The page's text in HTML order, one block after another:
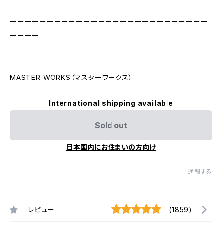
ーーーーーーーーーーーーーーーーーーーーーーーーーーー
ーーーー
MASTER WORKS（マスターワークス）
International shipping available
Sold out
日本国内にお住まいの方向け
通報する
レビュー (1859)